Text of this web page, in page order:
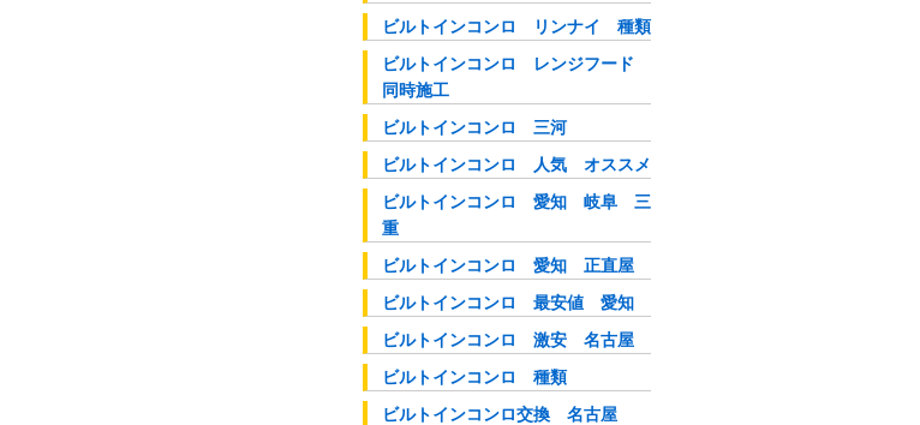
ビルトインコンロ リンナイ 種類
ビルトインコンロ レンジフード
同時施工
ビルトインコンロ 三河
ビルトインコンロ 人気 オススメ
ビルトインコンロ 愛知 岐阜 三
重
ビルトインコンロ 愛知 正直屋
ビルトインコンロ 最安値 愛知
ビルトインコンロ 激安 名古屋
ビルトインコンロ 種類
ビルトインコンロ交換 名古屋